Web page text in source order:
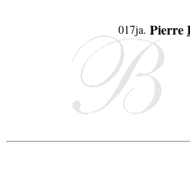
017ja. Pierre